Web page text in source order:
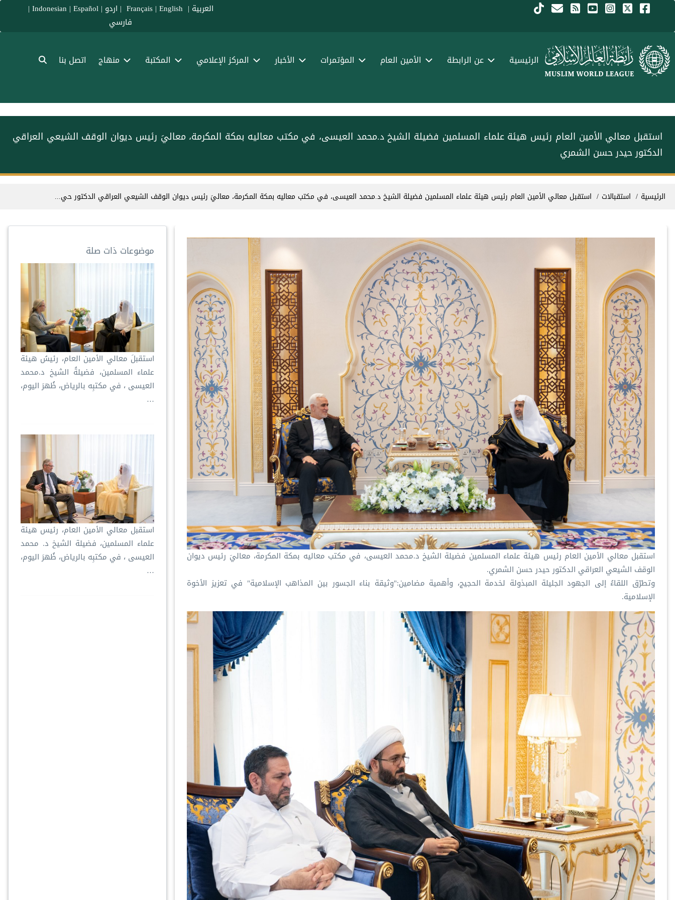
تجاوز إلى المحتوى الرئيسي العربية |
Français
| English
| اردو |
Indonesian | Español
|
فارسي
Menu Arabic الرئيسية عن الرابطة الأمين العام المؤتمرات الأخبار المركز الإعلامي المكتبة منهاج اتصل بنا
استقبل معالي الأمين العام رئيس هيئة علماء المسلمين فضيلة الشيخ د.⁧‫محمد العيسى‬⁩، في مكتب معاليه بمكة المكرمة، معاليَ رئيس ديوان الوقف الشيعي العراقي
الدكتور حيدر حسن الشمري
مسار التنقل
الرئيسية استقبالات استقبل معالي الأمين العام رئيس هيئة علماء المسلمين فضيلة الشيخ د.⁧‫محمد العيسى‬⁩، في مكتب معاليه بمكة المكرمة، معاليَ رئيس ديوان الوقف الشيعي العراقي الدكتور حي...
‏استقبل معالي الأمين العام رئيس هيئة علماء المسلمين فضيلة الشيخ د.⁧‫محمد العيسى‬⁩، في مكتب معاليه بمكة المكرمة، معاليَ رئيس ديوان
الوقف الشيعي العراقي الدكتور حيدر حسن الشمري.
‏وتطرّق اللقاءُ إلى الجهود الجليلة المبذولة لخدمة الحجيج، وأهمية مضامين:"وثيقة بناء الجسور بين المذاهب الإسلامية" في تعزيز الأخوة
الإسلامية.
موضوعات ذات صلة
استقبلَ معالي الأمين العام، رئيسُ هيئة
علماء المسلمين، فضيلةُ الشيخ د.⁧‫محمد
العيسى‬⁩ ‬⁩، في مكتبِه بالرياض، ظُهرَ اليوم،
…
استقبل معالي الأمين العام، رئيس هيئة
علماء المسلمين، فضيلة الشيخ د. ⁧‫محمد
العيسى‬⁩ ‬⁩، في مكتبِه بالرياض، ظُهرَ اليوم،
…